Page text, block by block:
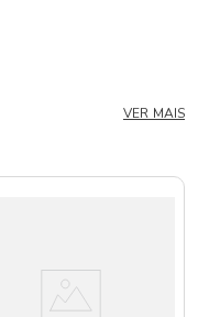
VER MAIS